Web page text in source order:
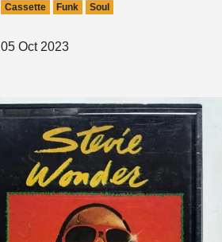
Cassette Funk Soul
05 Oct 2023